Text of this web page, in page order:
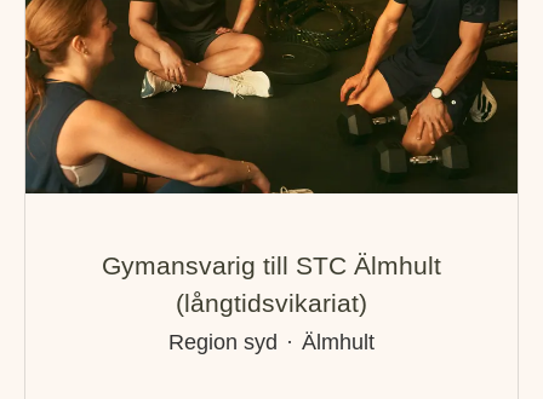
Gymansvarig till STC Älmhult
(långtidsvikariat)
Region syd · Älmhult